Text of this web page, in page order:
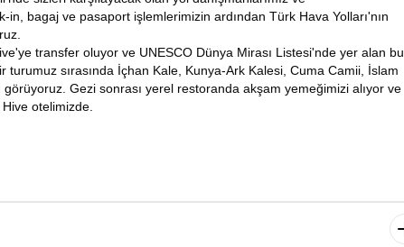
bagaj ve pasaport işlemlerimizin ardından Türk Hava Yolları'nın
transfer oluyor ve UNESCO Dünya Mirası Listesi'nde yer alan bu
turumuz sırasında İçhan Kale, Kunya-Ark Kalesi, Cuma Camii, İslam
Gezi sonrası yerel restoranda akşam yemeğimizi alıyor ve
otelimizde.